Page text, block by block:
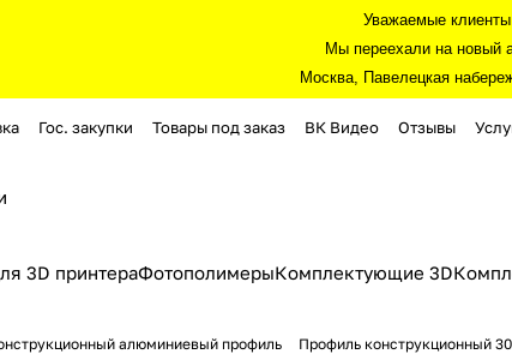
Уважаемые клиенты
Мы переехали на новый
Москва, Павелецкая
Гос. закупки Товары под заказ ВК Видео Отзывы
3D принтераФотополимерыКомплектующие 3D
алюминиевый профиль Профиль конструкционный